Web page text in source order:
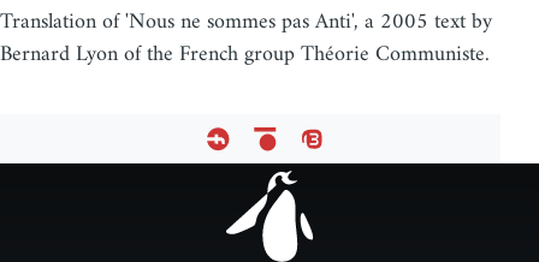
Translation of 'Nous ne sommes pas Anti', a 2005 text by
Bernard Lyon of the French group Théorie Communiste.